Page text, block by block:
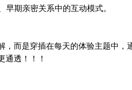
早期亲密关系中的互动模式。
，而是穿插在每天的体验主题中
通透！！！